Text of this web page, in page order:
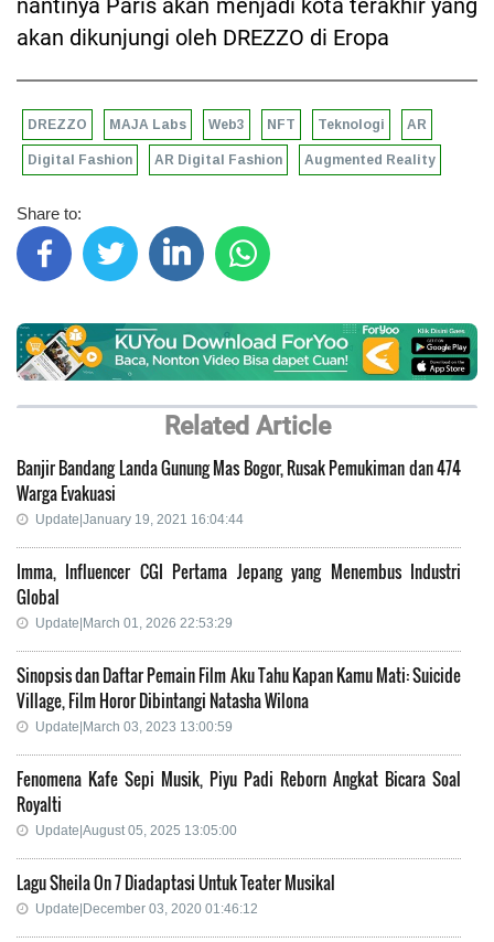
nantinya Paris akan menjadi kota terakhir yang
akan dikunjungi oleh DREZZO di Eropa
DREZZO MAJA Labs Web3 NFT Teknologi AR
Digital Fashion AR Digital Fashion Augmented Reality
Share to:
Related Article
Banjir Bandang Landa Gunung Mas Bogor, Rusak Pemukiman dan 474
Warga Evakuasi
Update|January 19, 2021 16:04:44
Imma, Influencer CGI Pertama Jepang yang Menembus Industri
Global
Update|March 01, 2026 22:53:29
Sinopsis dan Daftar Pemain Film Aku Tahu Kapan Kamu Mati: Suicide
Village, Film Horor Dibintangi Natasha Wilona
Update|March 03, 2023 13:00:59
Fenomena Kafe Sepi Musik, Piyu Padi Reborn Angkat Bicara Soal
Royalti
Update|August 05, 2025 13:05:00
Lagu Sheila On 7 Diadaptasi Untuk Teater Musikal
Update|December 03, 2020 01:46:12